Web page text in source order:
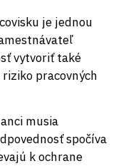
je jednou
vytvoriť také
pracovných
musia
spočíva
k ochrane